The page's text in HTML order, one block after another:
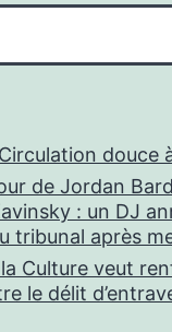
douce
de Jordan
: un DJ
tribunal après
Culture veut
le délit